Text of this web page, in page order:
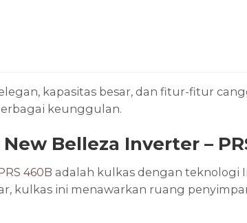
kapasitas besar, dan fitur-fitur
keunggulan.
Belleza Inverter –
460B adalah kulkas dengan teknologi
kulkas ini menawarkan ruang